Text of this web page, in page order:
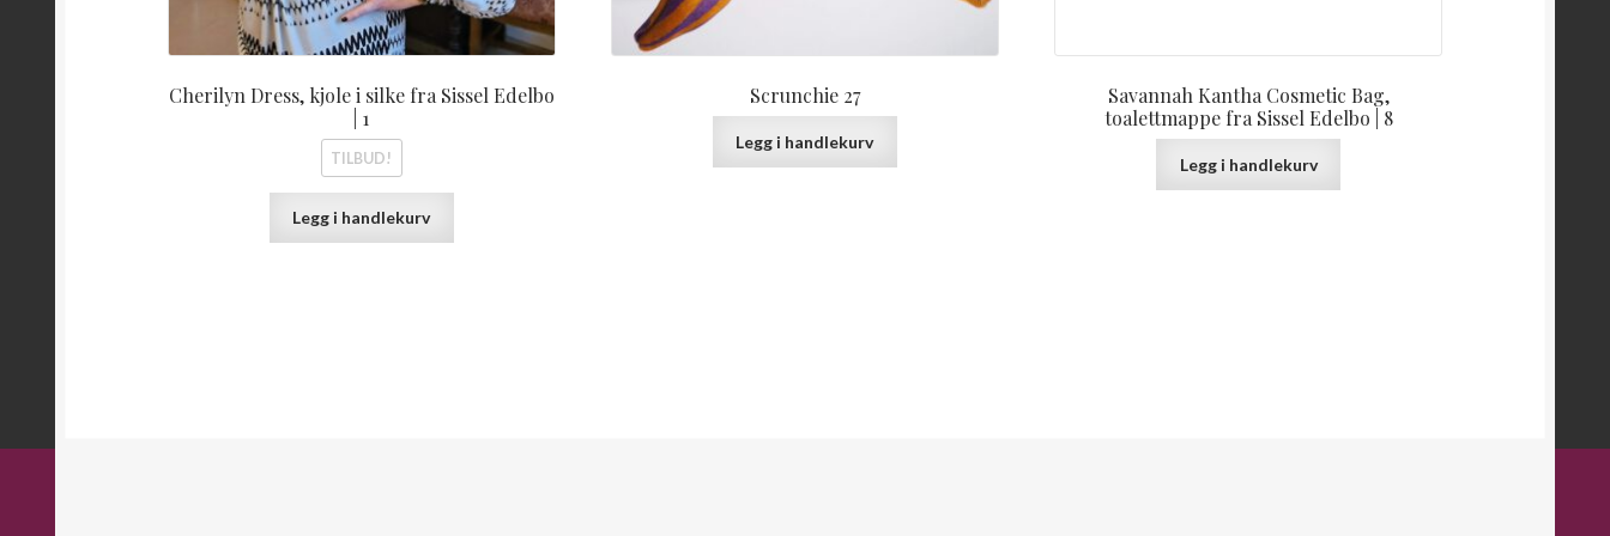
Cherilyn Dress, kjole i silke fra Sissel Edelbo
| 1
TILBUD!
Legg i handlekurv
Scrunchie 27
Legg i handlekurv
Savannah Kantha Cosmetic Bag,
toalettmappe fra Sissel Edelbo | 8
Legg i handlekurv